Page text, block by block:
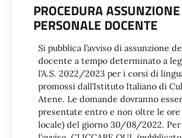
PROCEDURA ASSUNZIONE
PERSONALE DOCENTE
Si pubblica l’avviso di assunzione
docente a tempo determinato a
l’A.S. 2022/2023 per i corsi di
promossi dall’Istituto Italiano di
Atene. Le domande dovranno
presentate entro e non oltre le ore
locale) del giorno 30/08/2022.